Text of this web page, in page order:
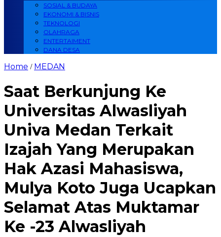
SOSIAL & BUDAYA
EKONOMI & BISNIS
TEKNOLOGI
OLAHRAGA
ENTERTAIMENT
DANA DESA
Home / MEDAN
Saat Berkunjung Ke
Universitas Alwasliyah
Univa Medan Terkait
Izajah Yang Merupakan
Hak Azasi Mahasiswa,
Mulya Koto Juga Ucapkan
Selamat Atas Muktamar
Ke -23 Alwasliyah